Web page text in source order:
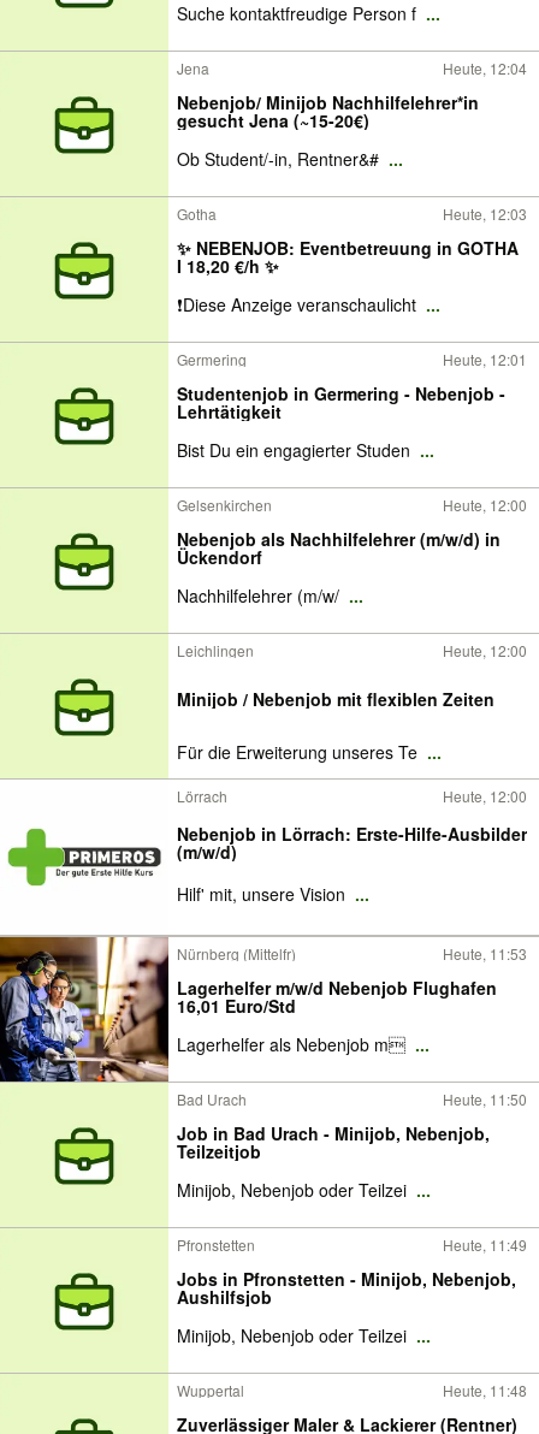
Suche kontaktfreudige Person f ...
Jena Heute, 12:04
Nebenjob/ Minijob Nachhilfelehrer*in
gesucht Jena (~15-20€)
Ob Student/-in, Rentner&# ...
Gotha Heute, 12:03
✨️ NEBENJOB: Eventbetreuung in GOTHA
I 18,20 €/h ✨
❗Diese Anzeige veranschaulicht ...
Germering Heute, 12:01
Studentenjob in Germering - Nebenjob -
Lehrtätigkeit
Bist Du ein engagierter Studen ...
Gelsenkirchen Heute, 12:00
Nebenjob als Nachhilfelehrer (m/w/d) in
Ückendorf
Nachhilfelehrer (m/w/ ...
Leichlingen Heute, 12:00
Minijob / Nebenjob mit flexiblen Zeiten
Für die Erweiterung unseres Te ...
Lörrach Heute, 12:00
Nebenjob in Lörrach: Erste-Hilfe-Ausbilder
(m/w/d)
Hilf' mit, unsere Vision ...
Nürnberg (Mittelfr) Heute, 11:53
Lagerhelfer m/w/d Nebenjob Flughafen
16,01 Euro/Std
Lagerhelfer als Nebenjob m ...
Bad Urach Heute, 11:50
Job in Bad Urach - Minijob, Nebenjob,
Teilzeitjob
Minijob, Nebenjob oder Teilzei ...
Pfronstetten Heute, 11:49
Jobs in Pfronstetten - Minijob, Nebenjob,
Aushilfsjob
Minijob, Nebenjob oder Teilzei ...
Wuppertal Heute, 11:48
Zuverlässiger Maler & Lackierer (Rentner)